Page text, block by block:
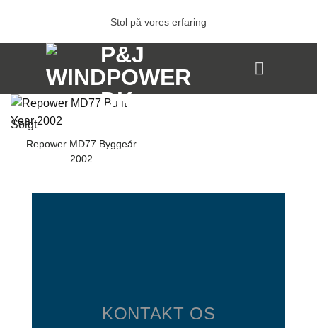
indhold
Stol på vores erfaring
Solgt
Repower MD77 Byggeår
2002
KONTAKT OS